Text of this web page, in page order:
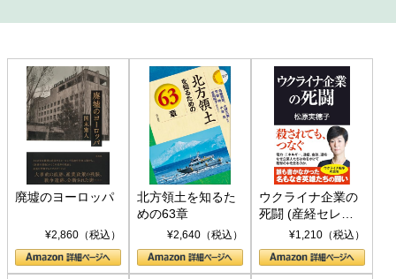
廃墟のヨーロッパ
¥2,860（税込）
北方領土を知るた
めの63章
¥2,640（税込）
ウクライナ企業の
死闘 (産経セレク
ト S 039)¥1,210（税込）